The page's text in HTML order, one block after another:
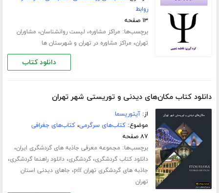
روابط
۱۳ صفحه
برچسب‌ها: مراکز مشاوره، لیست روانشناسان، مشاوران
تهران، مراکز مشاوره در تهران و شهرستان ها
دانلود کتاب
دانلود کتاب مکان‌های دیدنی و توریستی شهر تهران
از:آیتوریسما
موضوع:کتاب‌های سرگرمی،کتاب‌های جغرافی
۸۷ صفحه
برچسب‌ها: مجموعه معرفی جاذبه های گردشگری ایران،
دانلود کتاب گردشگری،گردشگری،دانلود راهنما گردشگری،
جاذبه های گردشگری تهران pdf ، جاهای دیدنی استان
تهران